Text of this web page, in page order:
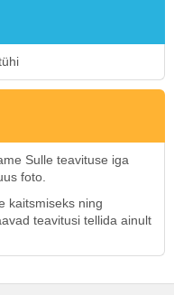
Sulle teavituse iga
foto.
kaitsmiseks ning
teavitusi tellida ainult